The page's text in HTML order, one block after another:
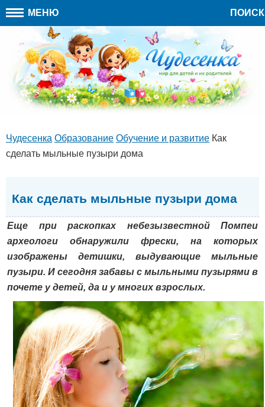
МЕНЮ ПОИСК
Чудесенка Образование Обучение и развитие Как
сделать мыльные пузыри дома
Как сделать мыльные пузыри дома
Еще при раскопках небезызвестной Помпеи
археологи обнаружили фрески, на которых
изображены детишки, выдувающие мыльные
пузыри. И сегодня забавы с мыльными пузырями в
почете у детей, да и у многих взрослых.